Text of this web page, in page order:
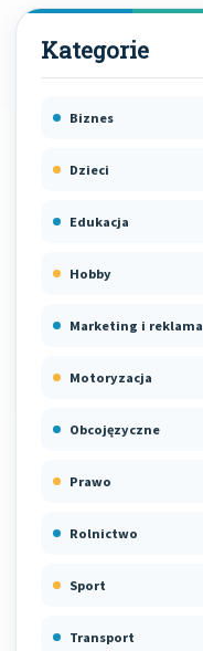
Biznes
Dzieci
Edukacja
Hobby
Marketing i reklama
Motoryzacja
Obcojęzyczne
Prawo
Rolnictwo
Sport
Transport